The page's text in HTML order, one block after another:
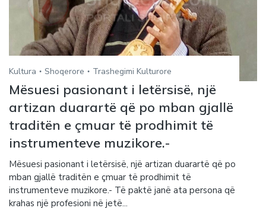
Kultura Shoqerore Trashegimi Kulturore
Mësuesi pasionant i letërsisë, një
artizan duarartë që po mban gjallë
traditën e çmuar të prodhimit të
instrumenteve muzikore.-
Mësuesi pasionant i letërsisë, një artizan duarartë që po
mban gjallë traditën e çmuar të prodhimit të
instrumenteve muzikore.- Të paktë janë ata persona që
krahas një profesioni në jetë...